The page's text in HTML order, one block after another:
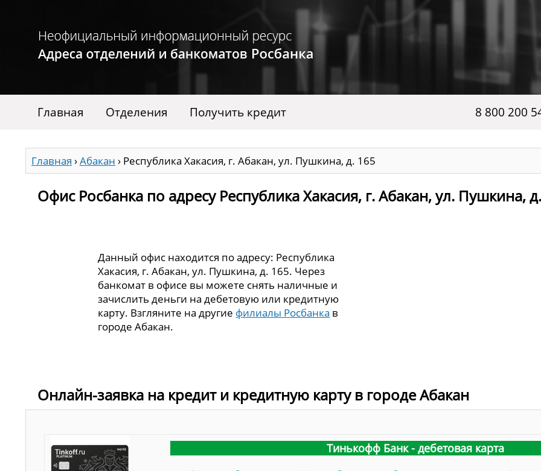
Главная Отделения Получить кредит 8 800 200
Главная ›Абакан › Республика Хакасия, г. Абакан, ул. Пушкина, д. 165
Офис Росбанка по адресу Республика Хакасия, г. Абакан, ул. Пушкина,
Данный офис находится по адресу: Республика
Хакасия, г. Абакан, ул. Пушкина, д. 165. Через
банкомат в офисе вы можете снять наличные и
зачислить деньги на дебетовую или кредитную
карту. Взгляните на другие филиалы Росбанка в
городе Абакан.
Онлайн-заявка на кредит и кредитную карту в городе Абакан
Тинькофф Банк - дебетовая карта